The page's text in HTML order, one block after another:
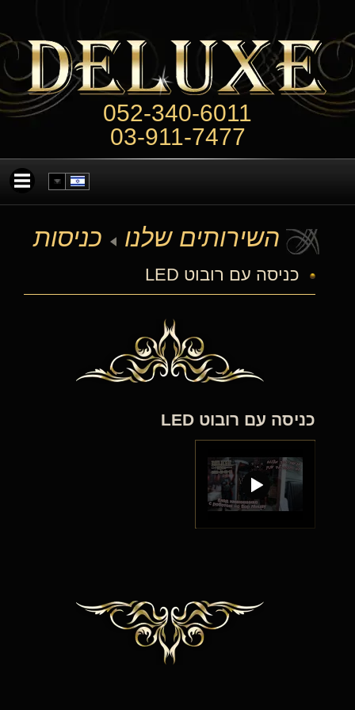
052-340-6011
03-911-7477
השירותים שלנו כניסות
כניסה עם רובוט LED
כניסה עם רובוט LED